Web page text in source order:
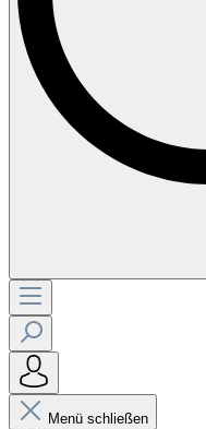
Menü schließen